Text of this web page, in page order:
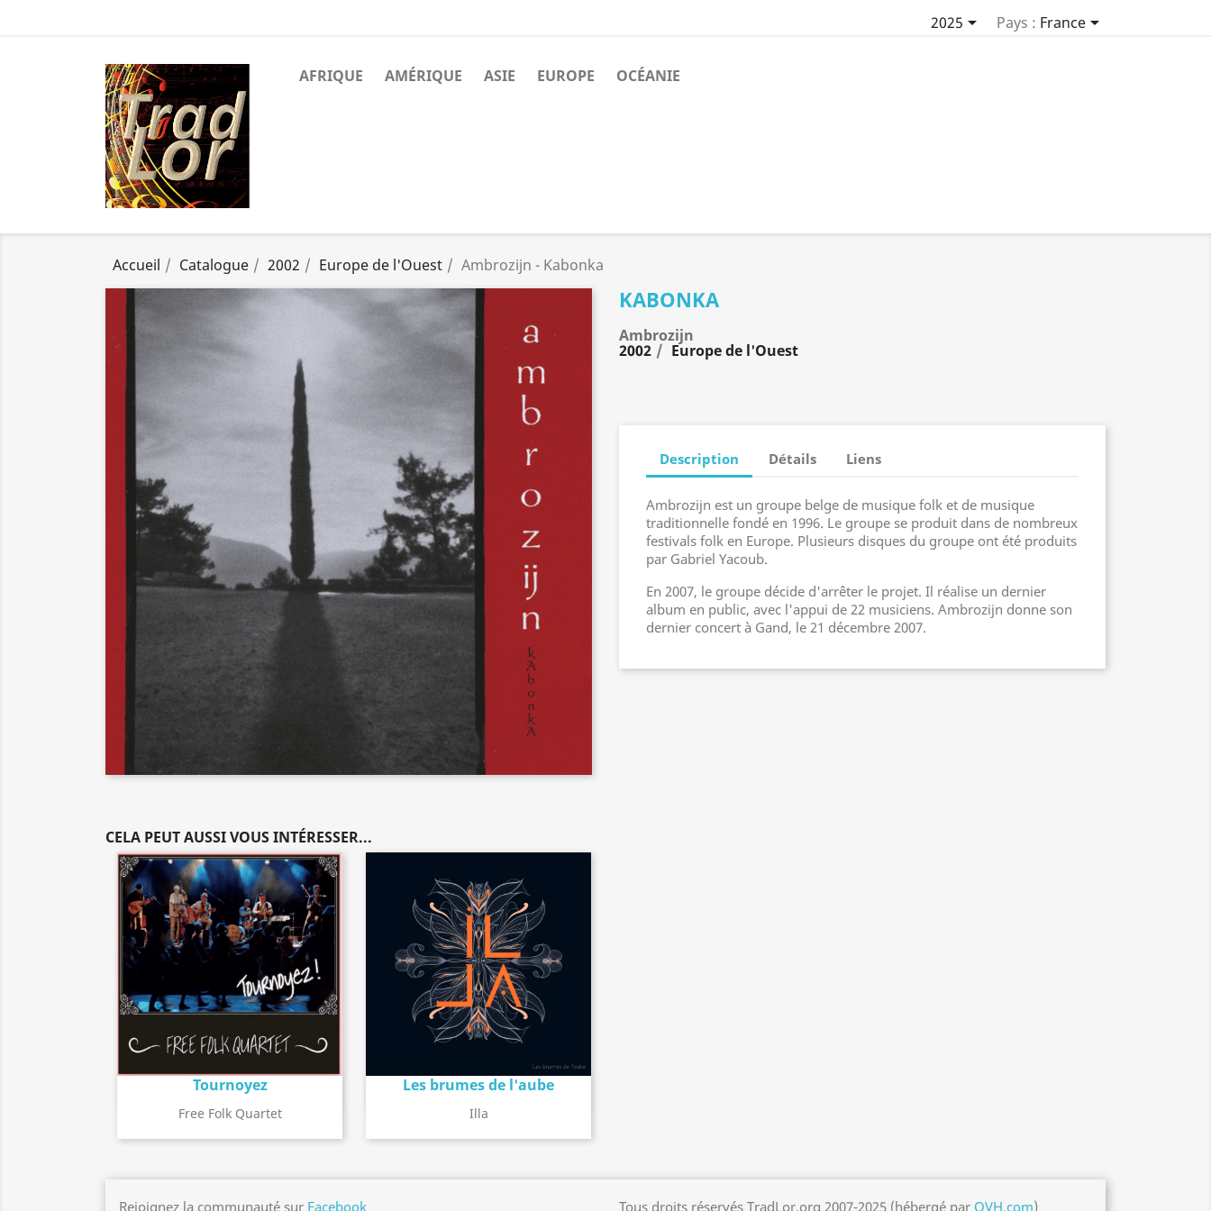
2025 Pays : France
AFRIQUE AMÉRIQUE ASIE EUROPE OCÉANIE
Accueil Catalogue 2002 Europe de l'Ouest Ambrozijn - Kabonka
KABONKA
Ambrozijn
2002 Europe de l'Ouest
Description Détails Liens
Ambrozijn est un groupe belge de musique folk et de musique
traditionnelle fondé en 1996. Le groupe se produit dans de nombreux
festivals folk en Europe. Plusieurs disques du groupe ont été produits
par Gabriel Yacoub.
En 2007, le groupe décide d'arrêter le projet. Il réalise un dernier
album en public, avec l'appui de 22 musiciens. Ambrozijn donne son
dernier concert à Gand, le 21 décembre 2007.
CELA PEUT AUSSI VOUS INTÉRESSER...
Tournoyez
Free Folk Quartet
Détail de l'album Les brumes de l'aube
Illa
search Détail de l'album
Rejoignez la communauté sur Facebook Tous droits réservés TradLor.org 2007-2025 (hébergé par OVH.com)